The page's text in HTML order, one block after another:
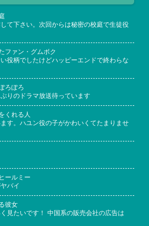
て下さい。次回からは秘密の校庭で生徒役
ファン・グムボク
役柄でしたけどハッピーエンドで終わらな
ろぽろ
りのドラマ放送待っています
くれる人
す。ハユン役の子がかわいくてたまりませ
ールミー
バイ
彼女
見たいです！ 中国系の販売会社の広告は